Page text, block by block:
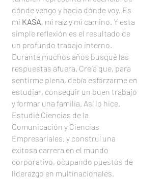
dónde vengo y hacia dónde voy. Es
mi KASA, mi raíz y mi camino. Y esta
simple reflexión es el resultado de
un profundo trabajo interno.
Durante muchos años busqué las
respuestas afuera. Creía que, para
sentirme plena, debía esforzarme en
estudiar, conseguir un buen trabajo
y formar una familia. Así lo hice.
Estudié Ciencias de la
Comunicación y Ciencias
Empresariales, y construí una
exitosa carrera en el mundo
corporativo, ocupando puestos de
liderazgo en multinacionales.